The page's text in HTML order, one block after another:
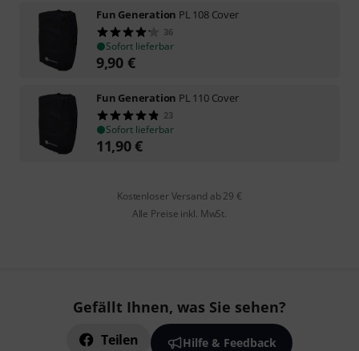
Fun Generation PL 108 Cover
36
Sofort lieferbar
9,90 €
Fun Generation PL 110 Cover
23
Sofort lieferbar
11,90€
Kostenloser Versand ab 29 €
Alle Preise inkl. MwSt.
Gefällt Ihnen, was Sie sehen?
Teilen Hilfe & Feedback